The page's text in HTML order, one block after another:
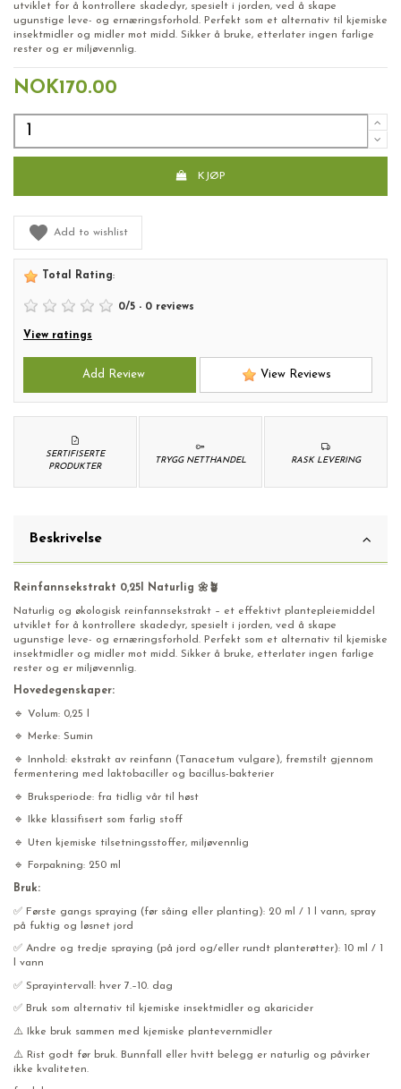
utviklet for å kontrollere skadedyr, spesielt i jorden, ved å skape
ugunstige leve- og ernæringsforhold. Perfekt som et alternativ til kjemiske
insektmidler og midler mot midd. Sikker å bruke, etterlater ingen farlige
rester og er miljøvennlig.
NOK170.00
KJØP
Add to wishlist
Total Rating:
0/5 - 0 reviews
View ratings
Add Review View Reviews
RASK LEVERING
TRYGG NETTHANDEL
SERTIFISERTE
PRODUKTER
Beskrivelse
Reinfannsekstrakt 0,25l Naturlig 🌼🪴
Naturlig og økologisk reinfannsekstrakt – et effektivt plantepleiemiddel
utviklet for å kontrollere skadedyr, spesielt i jorden, ved å skape
ugunstige leve- og ernæringsforhold. Perfekt som et alternativ til kjemiske
insektmidler og midler mot midd. Sikker å bruke, etterlater ingen farlige
rester og er miljøvennlig.
Hovedegenskaper:
🔹 Volum: 0,25 l
🔹 Merke: Sumin
🔹 Innhold: ekstrakt av reinfann (Tanacetum vulgare), fremstilt gjennom
fermentering med laktobaciller og bacillus-bakterier
🔹 Bruksperiode: fra tidlig vår til høst
🔹 Ikke klassifisert som farlig stoff
🔹 Uten kjemiske tilsetningsstoffer, miljøvennlig
🔹 Forpakning: 250 ml
Bruk:
✅ Første gangs spraying (før såing eller planting): 20 ml / 1 l vann, spray
på fuktig og løsnet jord
✅ Andre og tredje spraying (på jord og/eller rundt planterøtter): 10 ml / 1
l vann
✅ Sprayintervall: hver 7.–10. dag
✅ Bruk som alternativ til kjemiske insektmidler og akaricider
⚠️ Ikke bruk sammen med kjemiske plantevernmidler
⚠️ Rist godt før bruk. Bunnfall eller hvitt belegg er naturlig og påvirker
ikke kvaliteten.